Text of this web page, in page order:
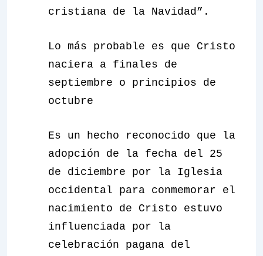
cristiana de la Navidad”.
Lo más probable es que Cristo
naciera a finales de
septiembre o principios de
octubre
Es un hecho reconocido que la
adopción de la fecha del 25
de diciembre por la Iglesia
occidental para conmemorar el
nacimiento de Cristo estuvo
influenciada por la
celebración pagana del